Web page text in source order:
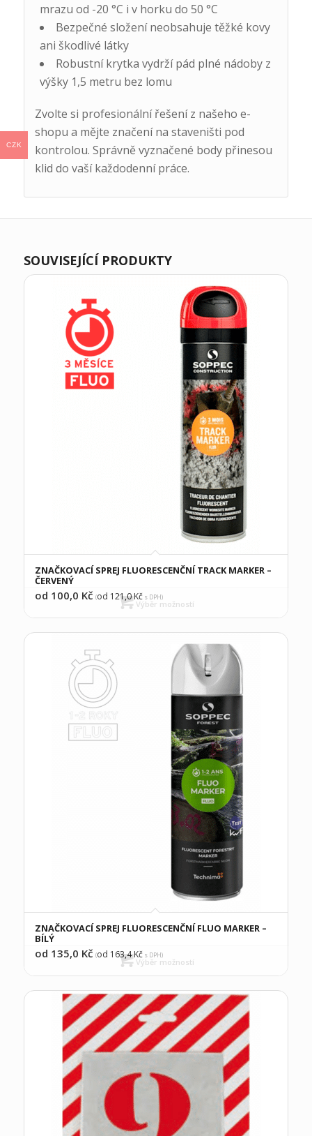
mrazu od -20 °C i v horku do 50 °C
Bezpečné složení neobsahuje těžké kovy
ani škodlivé látky
Robustní krytka vydrží pád plné nádoby z
výšky 1,5 metru bez lomu
Zvolte si profesionální řešení z našeho e-
shopu a mějte značení na staveništi pod
kontrolou. Správně vyznačené body přinesou
klid do vaší každodenní práce.
SOUVISEJÍCÍ PRODUKTY
ZNAČKOVACÍ SPREJ FLUORESCENČNÍ TRACK MARKER –
ČERVENÝ
od 100,0 Kč (od 121,0Kčs DPH)
Výběr možností
ZNAČKOVACÍ SPREJ FLUORESCENČNÍ FLUO MARKER –
BÍLÝ
od 135,0 Kč (od 163,4Kčs DPH)
Výběr možností
CZK